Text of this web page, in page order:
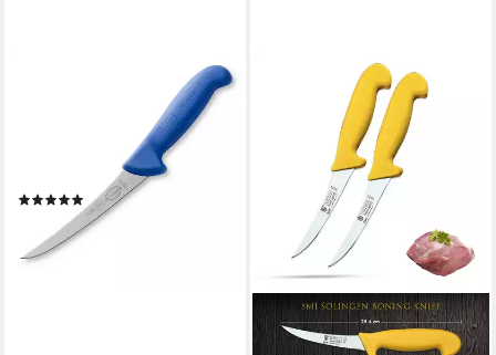
Ausbeinmesser F. DICK
Ausbeinmesser, ErgoGrip,
flexibel (Klinge 15cm,
(4)
ab 17,42 €
lieferbar - in 2-3 Werktagen bei dir